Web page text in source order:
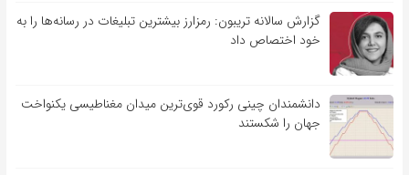
گزارش سالانه تریبون: رمزارز بیشترین تبلیغات در رسانه‌ها را به
خود اختصاص داد
دانشمندان چینی رکورد قوی‌ترین میدان مغناطیسی یکنواخت
جهان را شکستند